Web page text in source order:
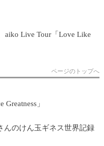
aiko Live Tour「Love Like
ページのトップへ
Greatness」
んのけん玉ギネス世界記録